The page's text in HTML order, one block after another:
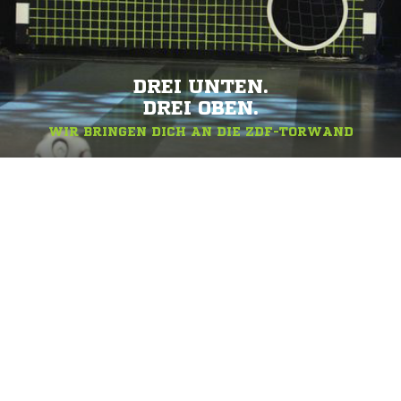
DREI UNTEN.
DREI OBEN.
WIR BRINGEN DICH AN DIE ZDF-TORWAND